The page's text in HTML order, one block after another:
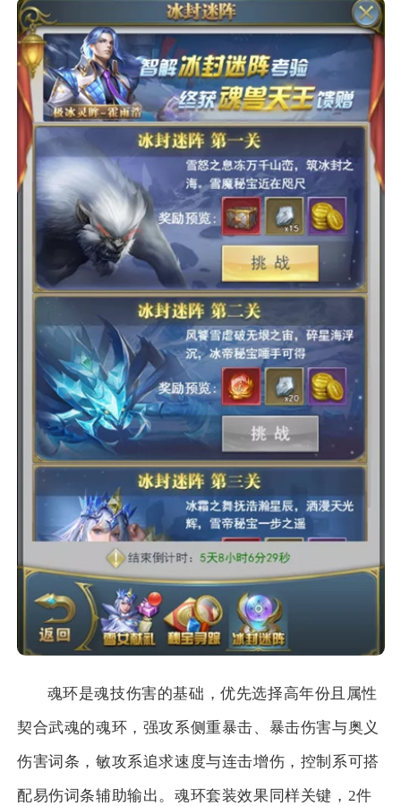
魂环是魂技伤害的基础，优先选择高年份且属性
契合武魂的魂环，强攻系侧重暴击、暴击伤害与奥义
伤害词条，敏攻系追求速度与连击增伤，控制系可搭
配易伤词条辅助输出。魂环套装效果同样关键，2件